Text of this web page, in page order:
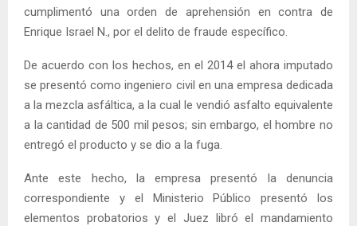
cumplimentó una orden de aprehensión en contra de
Enrique Israel N., por el delito de fraude específico.
De acuerdo con los hechos, en el 2014 el ahora imputado
se presentó como ingeniero civil en una empresa dedicada
a la mezcla asfáltica, a la cual le vendió asfalto equivalente
a la cantidad de 500 mil pesos; sin embargo, el hombre no
entregó el producto y se dio a la fuga.
Ante este hecho, la empresa presentó la denuncia
correspondiente y el Ministerio Público presentó los
elementos probatorios y el Juez libró el mandamiento